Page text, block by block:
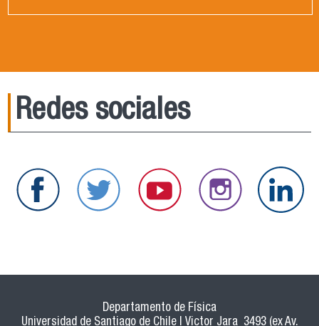
Redes sociales
Departamento de Física
Universidad de Santiago de Chile | Victor Jara 3493 (ex Av.